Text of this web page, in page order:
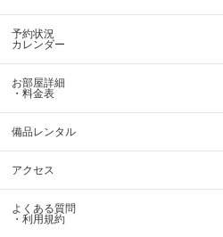
予約状況
カレンダー
お部屋詳細
・料金表
備品レンタル
アクセス
よくある質問
・利用規約